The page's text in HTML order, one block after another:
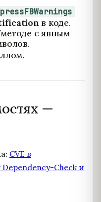
в коде.
с явным
—
CVE в
Dependency-Check и